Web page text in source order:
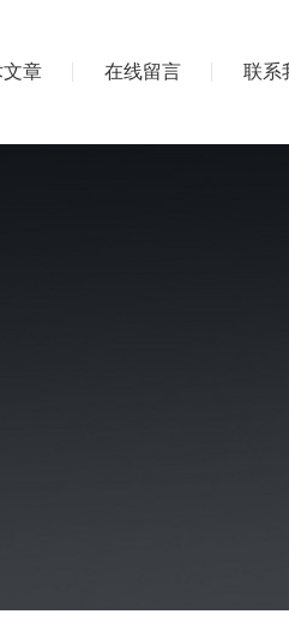
章 在线留言 联系